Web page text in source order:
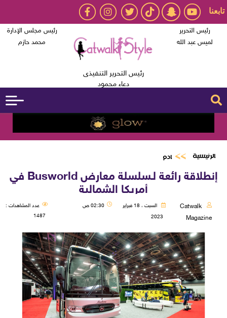
تابعنا
رئيس التحرير
لميس عبد الله
رئيس التحرير التنفيذى
دعاء محمود
رئيس مجلس الإدارة
محمد حازم
الرئيسية ادم
إنطلاقة رائعة لـسلسلة معارض Busworld في
أمريكا الشمالية
Catwalk
Magazine
السبت ، 18 فبراير
2023
02:30 ص
عدد المشاهدات :
1487